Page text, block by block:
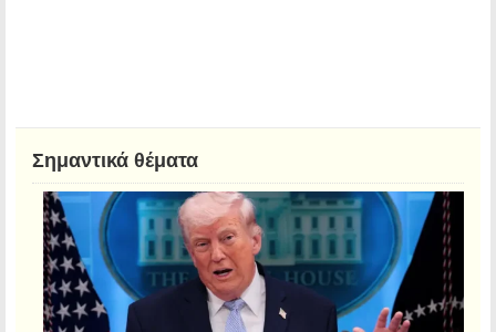
Σημαντικά θέματα